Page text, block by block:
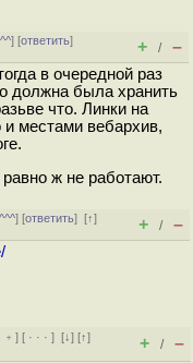
] [ответить]
+ / –
в очередной раз
должна была хранить
что. Линки на
местами вебархив,
ж не работают.
^^^] [ответить][↑]
+ / –
] [ · · ·][↓] [↑]
+ / –